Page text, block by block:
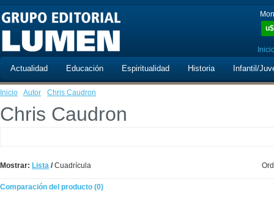
u$
Actualidad Educación Espiritualidad Historia Infantil/
Inicio · Autor · Chris Caudron
Chris Caudron
Mostrar: Lista /Cuadrícula
Comparación del producto (0)